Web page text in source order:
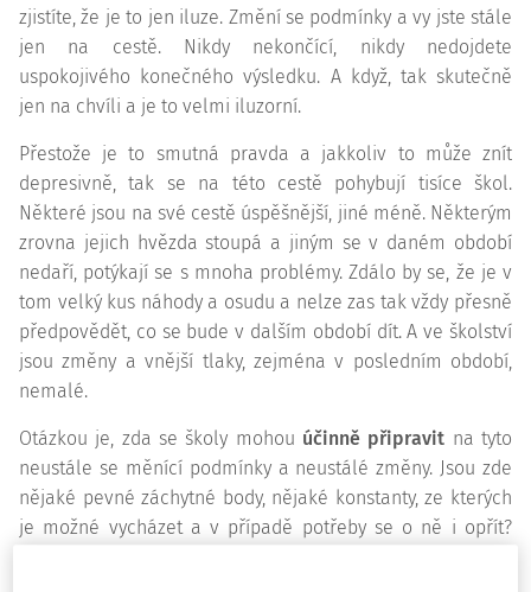
zjistíte, že je to jen iluze. Změní se podmínky a vy jste stále
jen na cestě. Nikdy nekončící, nikdy nedojdete
uspokojivého konečného výsledku. A když, tak skutečně
jen na chvíli a je to velmi iluzorní.
Přestože je to smutná pravda a jakkoliv to může znít
depresivně, tak se na této cestě pohybují tisíce škol.
Některé jsou na své cestě úspěšnější, jiné méně. Některým
zrovna jejich hvězda stoupá a jiným se v daném období
nedaří, potýkají se s mnoha problémy. Zdálo by se, že je v
tom velký kus náhody a osudu a nelze zas tak vždy přesně
předpovědět, co se bude v dalším období dít. A ve školství
jsou změny a vnější tlaky, zejména v posledním období,
nemalé.
Otázkou je, zda se školy mohou účinně připravit na tyto
neustále se měnící podmínky a neustálé změny. Jsou zde
nějaké pevné záchytné body, nějaké konstanty, ze kterých
je možné vycházet a v případě potřeby se o ně i opřít?